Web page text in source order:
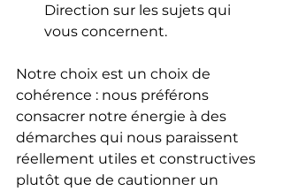
Direction sur les sujets qui
vous concernent.
Notre choix est un choix de
cohérence : nous préférons
consacrer notre énergie à des
démarches qui nous paraissent
réellement utiles et constructives
plutôt que de cautionner un